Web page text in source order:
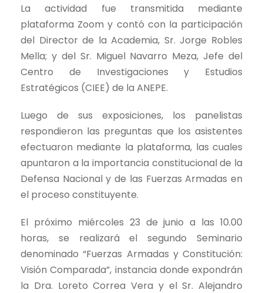
La actividad fue transmitida mediante
plataforma Zoom y contó con la participación
del Director de la Academia, Sr. Jorge Robles
Mella; y del Sr. Miguel Navarro Meza, Jefe del
Centro de Investigaciones y Estudios
Estratégicos (CIEE) de la ANEPE.
Luego de sus exposiciones, los panelistas
respondieron las preguntas que los asistentes
efectuaron mediante la plataforma, las cuales
apuntaron a la importancia constitucional de la
Defensa Nacional y de las Fuerzas Armadas en
el proceso constituyente.
El próximo miércoles 23 de junio a las 10.00
horas, se realizará el segundo Seminario
denominado “Fuerzas Armadas y Constitución:
Visión Comparada”, instancia donde expondrán
la Dra. Loreto Correa Vera y el Sr. Alejandro